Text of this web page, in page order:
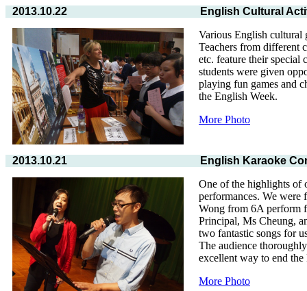
2013.10.22
English Cultural
Various English cultural
Teachers from different
etc. feature their special
students were given
playing fun games and
the English Week.
More Photo
2013.10.21
English Karaoke
One of the highlights of
performances. We were
Wong from 6A perform
Principal, Ms Cheung,
two fantastic songs for
The audience
excellent way to end
More Photo